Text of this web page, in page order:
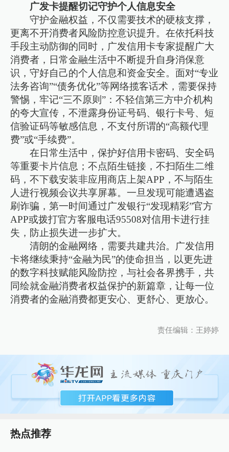
广发卡提醒切记守护个人信息安全
守护金融权益，不仅需要技术的硬核支撑，
更离不开消费者风险防控意识提升。在依托科技
手段主动防御的同时，广发信用卡专家提醒广大
消费者，日常金融生活中不断提升自身消保意
识，守好自己的个人信息和资金安全。面对“专业
法务咨询”“债务优化”等网络揽客话术，需要保持
警惕，牢记“三不原则”：不轻信第三方中介机构
的夸大宣传，不泄露身份证号码、银行卡号、短
信验证码等敏感信息，不支付所谓的“高额代理
费”或“手续费”。
在日常生活中，保护好信用卡密码、安全码
等重要卡片信息；不点陌生链接，不扫陌生二维
码，不下载安装非应用商店上架APP，不与陌生
人进行视频会议共享屏幕。一旦发现可能遭遇盗
刷诈骗，第一时间通过广发银行“发现精彩”官方
APP或拨打官方客服电话95508对信用卡进行挂
失，防止损失进一步扩大。
清朗的金融网络，需要共建共治。广发信用
卡将继续秉持“金融为民”的使命担当，以更先进
的数字科技赋能风险防控，与社会各界携手，共
同绘就金融消费者权益保护的新篇章，让每一位
消费者的金融消费都更安心、更舒心、更放心。
责任编辑：王婷婷
热点推荐